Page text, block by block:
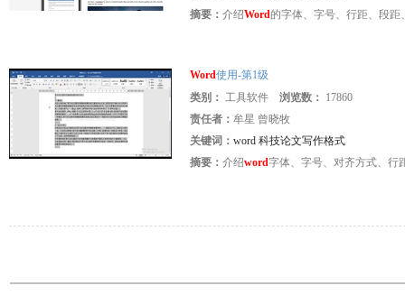
摘要： 介绍Word的字体、字号、行距、段
Word使用-第1级
类别： 工具软件 浏览数： 17860
责任者： 牟星 曾晓牧
关键词： word 科技论文写作格式
摘要： 介绍word字体、字号、对齐方式、行